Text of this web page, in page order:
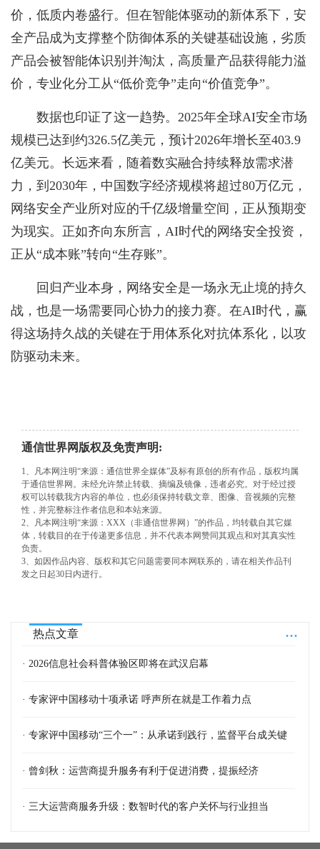
价，低质内卷盛行。但在智能体驱动的新体系下，安
全产品成为支撑整个防御体系的关键基础设施，劣质
产品会被智能体识别并淘汰，高质量产品获得能力溢
价，专业化分工从“低价竞争”走向“价值竞争”。
数据也印证了这一趋势。2025年全球AI安全市场
规模已达到约326.5亿美元，预计2026年增长至403.9
亿美元。长远来看，随着数实融合持续释放需求潜
力，到2030年，中国数字经济规模将超过80万亿元，
网络安全产业所对应的千亿级增量空间，正从预期变
为现实。正如齐向东所言，AI时代的网络安全投资，
正从“成本账”转向“生存账”。
回归产业本身，网络安全是一场永无止境的持久
战，也是一场需要同心协力的接力赛。在AI时代，赢
得这场持久战的关键在于用体系化对抗体系化，以攻
防驱动未来。
通信世界网版权及免责声明:
1、凡本网注明“来源：通信世界全媒体”及标有原创的所有作品，版权均属
于通信世界网。未经允许禁止转载、摘编及镜像，违者必究。对于经过授
权可以转载我方内容的单位，也必须保持转载文章、图像、音视频的完整
性，并完整标注作者信息和本站来源。
2、凡本网注明“来源：XXX（非通信世界网）”的作品，均转载自其它媒
体，转载目的在于传递更多信息，并不代表本网赞同其观点和对其真实性
负责。
3、如因作品内容、版权和其它问题需要同本网联系的，请在相关作品刊
发之日起30日内进行。
...
热点文章
· 2026信息社会科普体验区即将在武汉启幕
· 专家评中国移动十项承诺 呼声所在就是工作着力点
· 专家评中国移动“三个一”：从承诺到践行，监督平台成关键
· 曾剑秋：运营商提升服务有利于促进消费，提振经济
· 三大运营商服务升级：数智时代的客户关怀与行业担当